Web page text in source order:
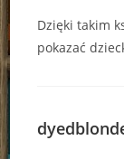
Dzięki takim
pokazać